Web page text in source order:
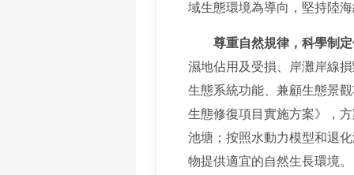
域生態環境為導向，堅持陸
尊重自然規律，科學制
濕地佔用及受損、岸灘岸線
生態系統功能、兼顧生態景
生態修復項目實施方案》，
池塘；按照水動力模型和退
物提供適宜的自然生長環境。